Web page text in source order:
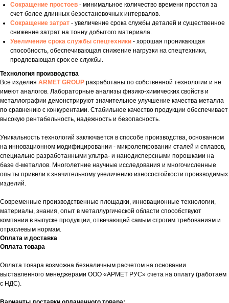
Сокращение простоев - минимальное количество времени простоя за
счет более длинных безостановочных интервалов.
Сокращение затрат - увеличение срока службы деталей и существенное
снижение затрат на тонну добытого материала.
Увеличение срока службы спецтехники - хорошая проникающая
способность, обеспечивающая снижение нагрузки на спецтехники,
продлевающая срок ее службы.
Технология производства
Все изделия ARMET GROUP разработаны по собственной технологии и не
имеют аналогов. Лабораторные анализы физико-химических свойств и
металлографии демонстрируют значительное улучшение качества металла
по сравнению с конкурентами. Стабильное качество продукции обеспечивает
высокую рентабельность, надежность и безопасность.
Уникальность технологий заключается в способе производства, основанном
на инновационном модифицировании - микролегировании сталей и сплавов,
специально разработанными ультра- и нанодисперсными порошками на
базе d-металлов. Многолетние научные исследования и многочисленные
опыты привели к значительному увеличению износостойкости производимых
изделий.
Современные производственные площадки, инновационные технологии,
материалы, знания, опыт в металлургической области способствуют
компании в выпуске продукции, отвечающей самым строгим требованиям и
отраслевым нормам.
Оплата и доставка
Оплата товара
Оплата товара возможна безналичным расчетом на основании
выставленного менеджерами ООО «АРМЕТ РУС» счета на оплату (работаем
с НДС).